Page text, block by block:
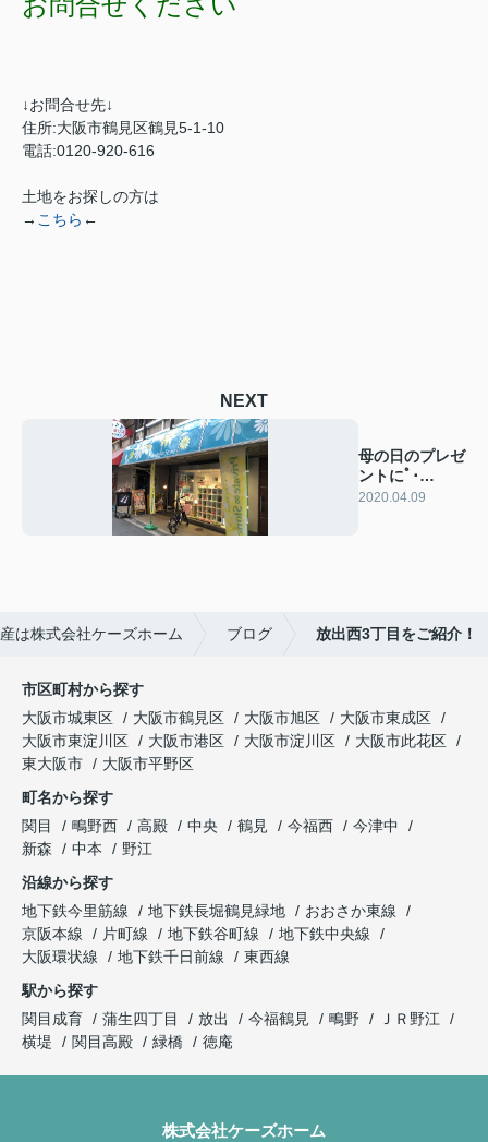
↓お問合せ先↓
住所:大阪市鶴見区鶴見5-1-10
電話:0120-920-616
土地をお探しの方は
→ こちら ←
NEXT
母の日のプレゼ
ントにﾟ･
*:.｡..｡.:*･ﾟﾟ･
2020.04.09
は株式会社ケーズホーム ブログ 放出西3丁目をご紹介！
市区町村から探す
大阪市城東区
大阪市鶴見区 大阪市旭区
大阪市東成区
大阪市東淀川区
大阪市港区 大阪市淀川区
大阪市此花区
東大阪市
大阪市平野区
町名から探す
関目
鴫野西 高殿 中央 鶴見 今福西
今津中
新森
中本
野江
沿線から探す
地下鉄今里筋線
地下鉄長堀鶴見緑地
おおさか東線
京阪本線
片町線 地下鉄谷町線
地下鉄中央線
大阪環状線
地下鉄千日前線
東西線
駅から探す
関目成育
蒲生四丁目 放出 今福鶴見 鴫野
ＪＲ野江
横堤
関目高殿 緑橋 徳庵
株式会社ケーズホーム